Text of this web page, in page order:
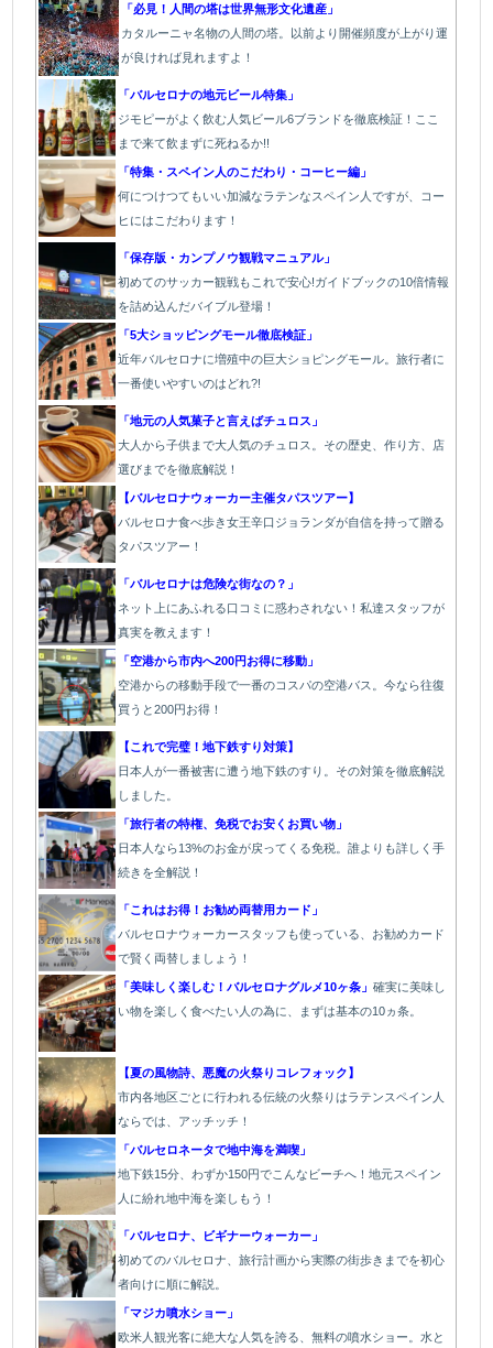
「必見！人間の塔は世界無形文化遺産」
カタルーニャ名物の人間の塔。以前より開催頻度が上がり運
が良ければ見れますよ！
「バルセロナの地元ビール特集」
ジモピーがよく飲む人気ビール6ブランドを徹底検証！ここ
まで来て飲まずに死ねるか!!
「特集・スペイン人のこだわり・コーヒー編」
何につけつてもいい加減なラテンなスペイン人ですが、コー
ヒにはこだわります ！
「保存版・カンプノウ観戦マニュアル」
初めてのサッカー観戦もこれで安心!ガイドブックの10倍情報
を詰め込んだバイブル登場！
「5大ショッピングモール徹底検証」
近年バルセロナに増殖中の巨大ショピングモール。旅行者に
一番使いやすいのはどれ?!
「地元の人気菓子と言えばチュロス」
大人から子供まで大人気のチュロス。その歴史、作り方、店
選びまでを徹底解説！
【バルセロナウォーカー主催タパスツアー】
バルセロナ食べ歩き女王辛口ジョランダが自信を持って贈る
タパスツアー！
「バルセロナは危険な街なの？」
ネット上にあふれる口コミに惑わされない！私達スタッフが
真実を教えます！
「空港から市内へ200円お得に移動」
空港からの移動手段で一番のコスパの空港バス。今なら往復
買うと200円お得！
【これで完璧！地下鉄すり対策】
日本人が一番被害に遭う地下鉄のすり。その対策を徹底解説
しました。
「旅行者の特権、免税でお安くお買い物」
日本人なら13%のお金が戻ってくる免税。誰よりも詳しく手
続きを全解説！
「これはお得！お勧め両替用カード」
バルセロナウォーカースタッフも使っている、お勧めカード
で賢く両替しましょう！
「美味しく楽しむ！バルセロナグルメ10ヶ条」確実に美味し
い物を楽しく食べたい人の為に、まずは基本の10ヵ条。
【夏の風物詩、悪魔の火祭りコレフォック】
市内各地区ごとに行われる伝統の火祭りはラテンスペイン人
ならでは、アッチッチ！
「バルセロネータで地中海を満喫」
地下鉄15分、わずか150円でこんなビーチへ！地元スペイン
人に紛れ地中海を楽しもう！
「バルセロナ、ビギナーウォーカー」
初めてのバルセロナ、旅行計画から実際の街歩きまでを初心
者向けに順に解説。
「マジカ噴水ショー」
欧米人観光客に絶大な人気を誇る、無料の噴水ショー。水と